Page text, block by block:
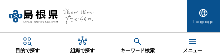
Language
目的で探す 組織で探す キーワード検索 メニュー